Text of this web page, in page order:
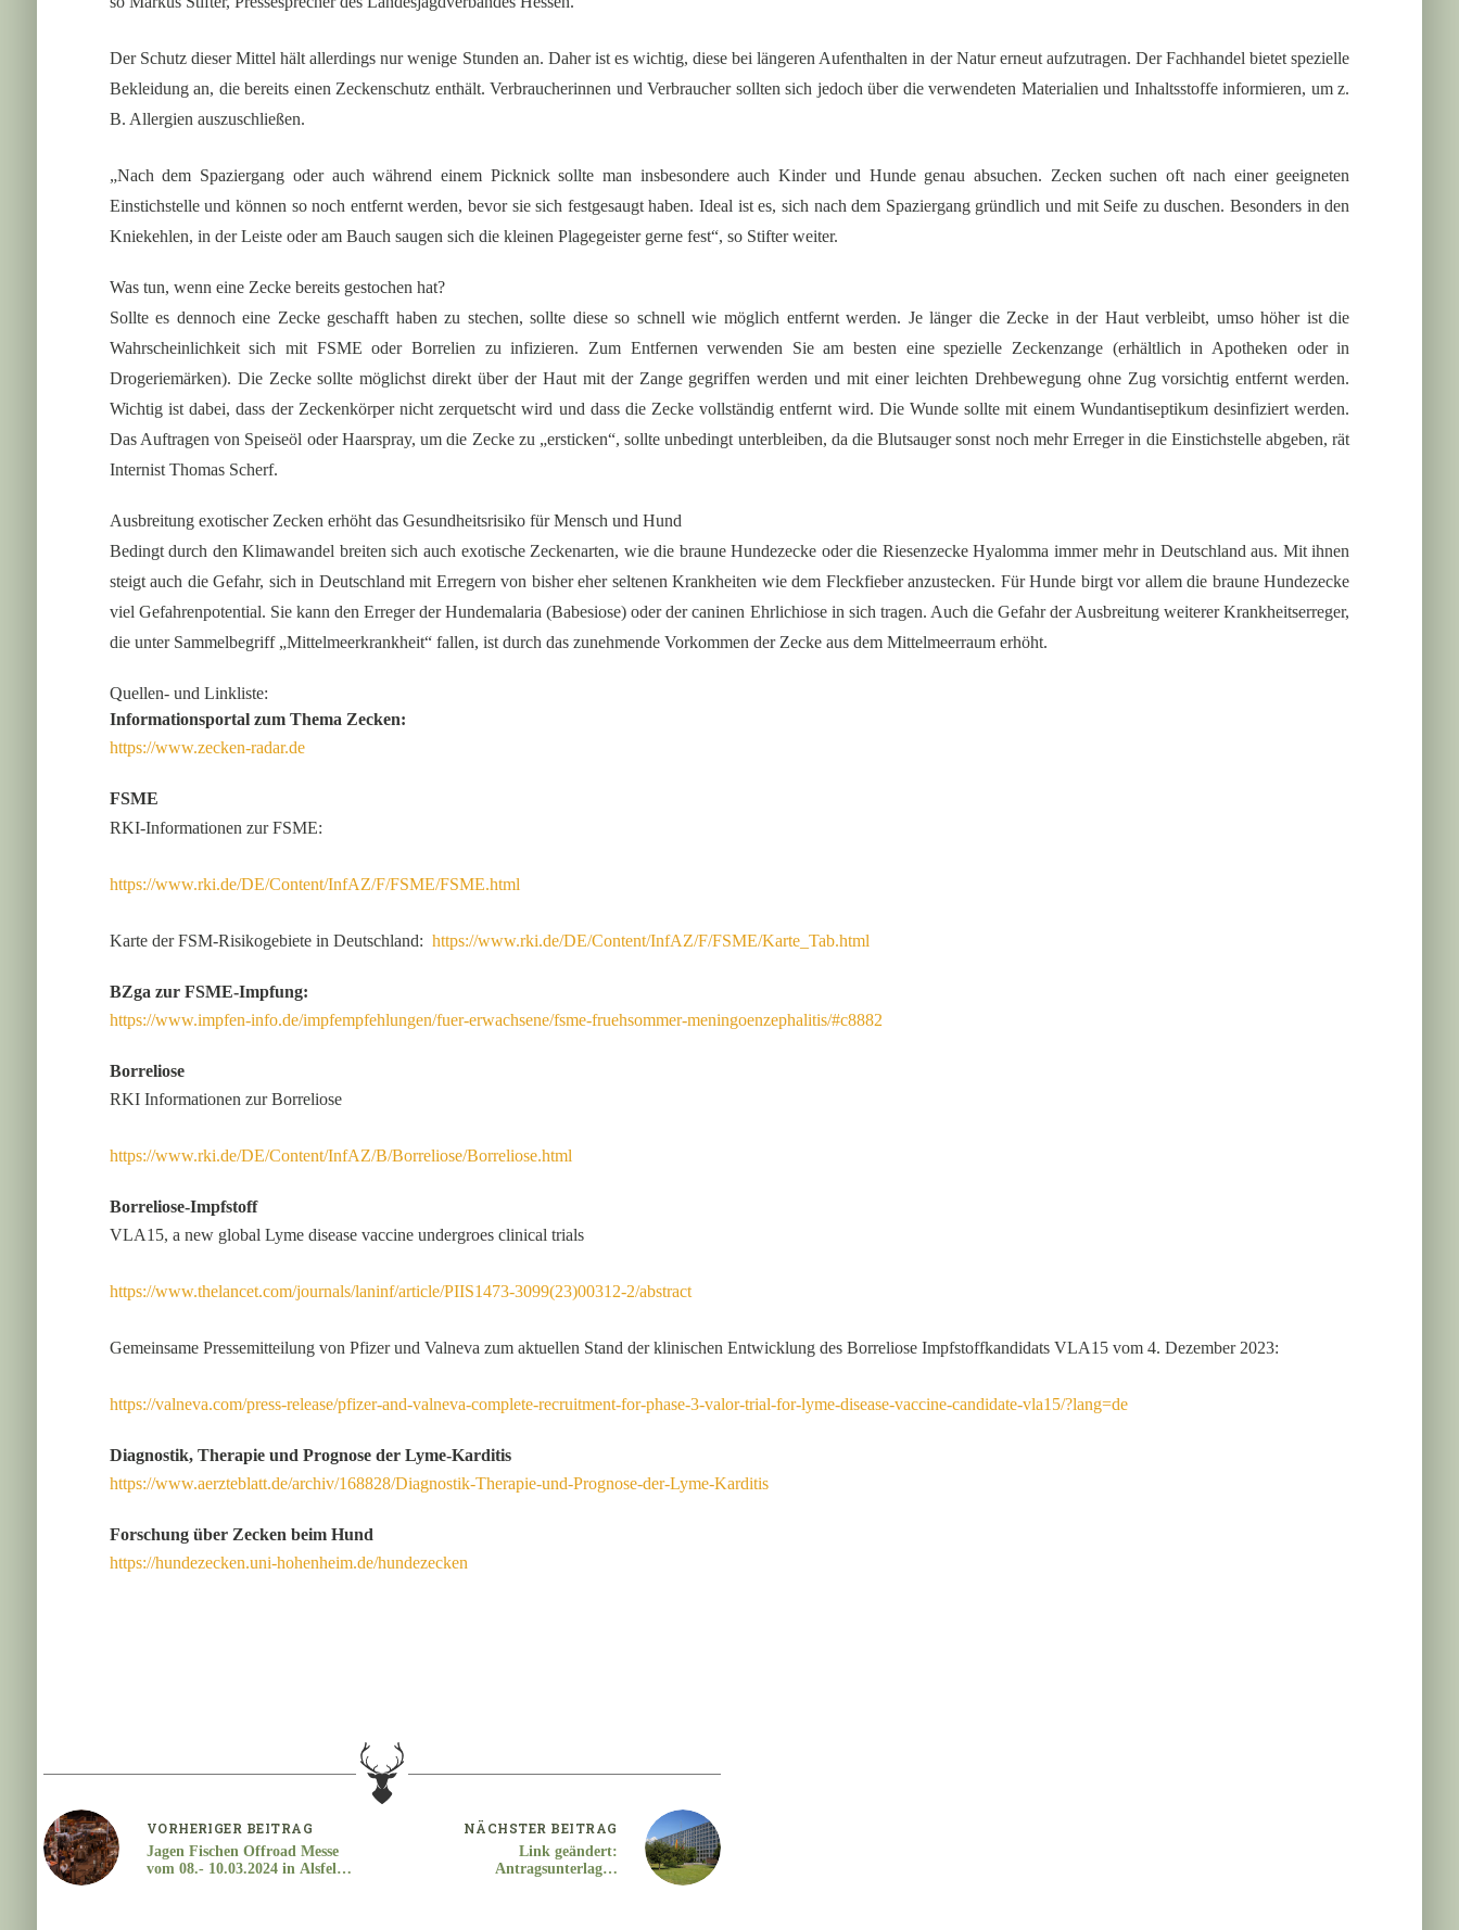
Der Schutz dieser Mittel hält allerdings nur wenige Stunden an. Daher ist es wichtig, diese bei längeren Aufenthalten in der Natur erneut aufzutragen. Der Fachhandel bietet spezielle
Bekleidung an, die bereits einen Zeckenschutz enthält. Verbraucherinnen und Verbraucher sollten sich jedoch über die verwendeten Materialien und Inhaltsstoffe informieren, um z.
B. Allergien auszuschließen.
„Nach dem Spaziergang oder auch während einem Picknick sollte man insbesondere auch Kinder und Hunde genau absuchen. Zecken suchen oft nach einer geeigneten
Einstichstelle und können so noch entfernt werden, bevor sie sich festgesaugt haben. Ideal ist es, sich nach dem Spaziergang gründlich und mit Seife zu duschen. Besonders in den
Kniekehlen, in der Leiste oder am Bauch saugen sich die kleinen Plagegeister gerne fest“, so Stifter weiter.
Was tun, wenn eine Zecke bereits gestochen hat?
Sollte es dennoch eine Zecke geschafft haben zu stechen, sollte diese so schnell wie möglich entfernt werden. Je länger die Zecke in der Haut verbleibt, umso höher ist die
Wahrscheinlichkeit sich mit FSME oder Borrelien zu infizieren. Zum Entfernen verwenden Sie am besten eine spezielle Zeckenzange (erhältlich in Apotheken oder in
Drogeriemärken). Die Zecke sollte möglichst direkt über der Haut mit der Zange gegriffen werden und mit einer leichten Drehbewegung ohne Zug vorsichtig entfernt werden.
Wichtig ist dabei, dass der Zeckenkörper nicht zerquetscht wird und dass die Zecke vollständig entfernt wird. Die Wunde sollte mit einem Wundantiseptikum desinfiziert werden.
Das Auftragen von Speiseöl oder Haarspray, um die Zecke zu „ersticken“, sollte unbedingt unterbleiben, da die Blutsauger sonst noch mehr Erreger in die Einstichstelle abgeben, rät
Internist Thomas Scherf.
Ausbreitung exotischer Zecken erhöht das Gesundheitsrisiko für Mensch und Hund
Bedingt durch den Klimawandel breiten sich auch exotische Zeckenarten, wie die braune Hundezecke oder die Riesenzecke Hyalomma immer mehr in Deutschland aus. Mit ihnen
steigt auch die Gefahr, sich in Deutschland mit Erregern von bisher eher seltenen Krankheiten wie dem Fleckfieber anzustecken. Für Hunde birgt vor allem die braune Hundezecke
viel Gefahrenpotential. Sie kann den Erreger der Hundemalaria (Babesiose) oder der caninen Ehrlichiose in sich tragen. Auch die Gefahr der Ausbreitung weiterer Krankheitserreger,
die unter Sammelbegriff „Mittelmeerkrankheit“ fallen, ist durch das zunehmende Vorkommen der Zecke aus dem Mittelmeerraum erhöht.
Quellen- und Linkliste:
Informationsportal zum Thema Zecken:
https://www.zecken-radar.de
FSME
RKI-Informationen zur FSME:
https://www.rki.de/DE/Content/InfAZ/F/FSME/FSME.html
Karte der FSM-Risikogebiete in Deutschland: https://www.rki.de/DE/Content/InfAZ/F/FSME/Karte_Tab.html
BZga zur FSME-Impfung:
https://www.impfen-info.de/impfempfehlungen/fuer-erwachsene/fsme-fruehsommer-meningoenzephalitis/#c8882
Borreliose
RKI Informationen zur Borreliose
https://www.rki.de/DE/Content/InfAZ/B/Borreliose/Borreliose.html
Borreliose-Impfstoff
VLA15, a new global Lyme disease vaccine undergroes clinical trials
https://www.thelancet.com/journals/laninf/article/PIIS1473-3099(23)00312-2/abstract
Gemeinsame Pressemitteilung von Pfizer und Valneva zum aktuellen Stand der klinischen Entwicklung des Borreliose Impfstoffkandidats VLA15 vom 4. Dezember 2023:
https://valneva.com/press-release/pfizer-and-valneva-complete-recruitment-for-phase-3-valor-trial-for-lyme-disease-vaccine-candidate-vla15/?lang=de
Diagnostik, Therapie und Prognose der Lyme-Karditis
https://www.aerzteblatt.de/archiv/168828/Diagnostik-Therapie-und-Prognose-der-Lyme-Karditis
Forschung über Zecken beim Hund
https://hundezecken.uni-hohenheim.de/hundezecken
VORHERIGER BEITRAG
Jagen Fischen Offroad Messe
vom 08.- 10.03.2024 in Alsfeld
NÄCHSTER BEITRAG
Link geändert:
Antragsunterlagen